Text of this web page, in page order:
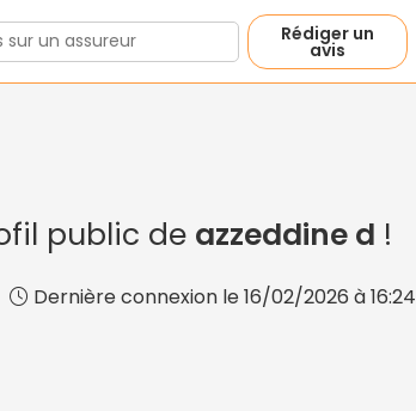
Rédiger un
avis
public de azzeddine d !
Dernière connexion le 16/02/2026 à 16:24